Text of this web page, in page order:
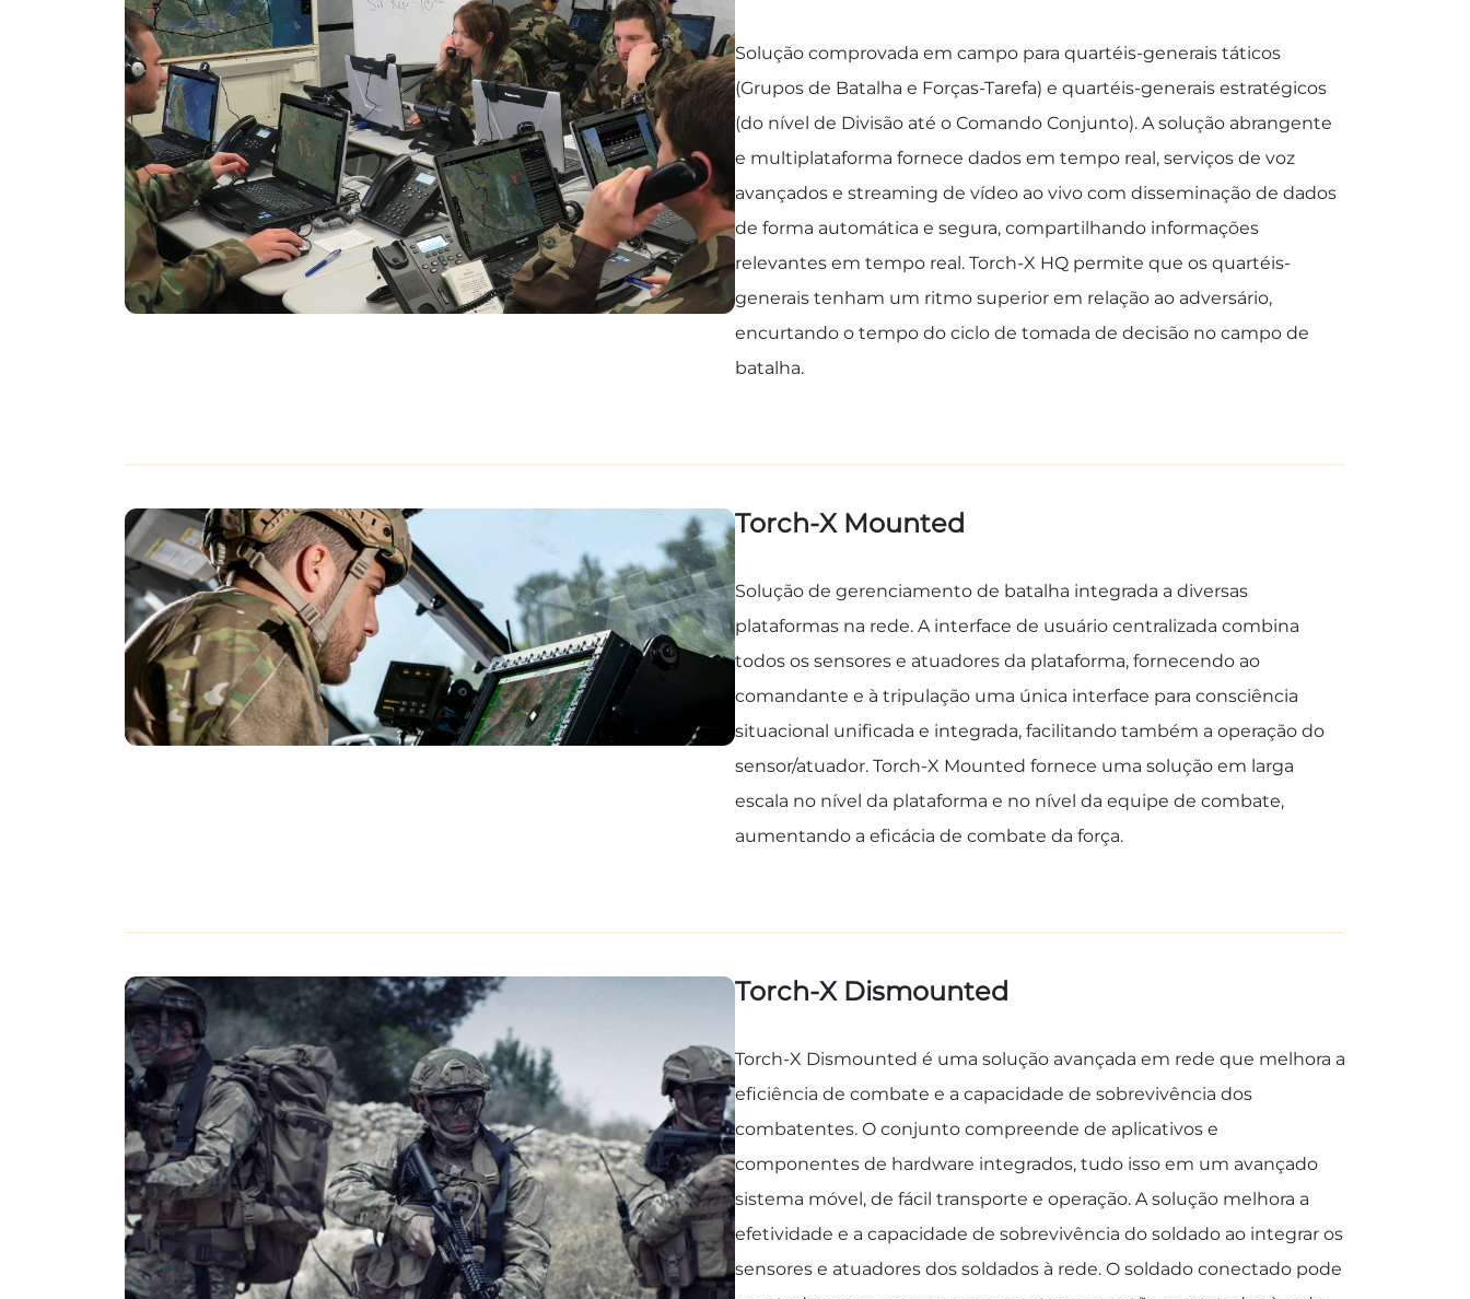
Solução comprovada em campo para quartéis-generais táticos
(Grupos de Batalha e Forças-Tarefa) e quartéis-generais estratégicos
(do nível de Divisão até o Comando Conjunto). A solução abrangente
e multiplataforma fornece dados em tempo real, serviços de voz
avançados e streaming de vídeo ao vivo com disseminação de dados
de forma automática e segura, compartilhando informações
relevantes em tempo real. Torch-X HQ permite que os quartéis-
generais tenham um ritmo superior em relação ao adversário,
encurtando o tempo do ciclo de tomada de decisão no campo de
batalha.
Torch-X Mounted
Solução de gerenciamento de batalha integrada a diversas
plataformas na rede. A interface de usuário centralizada combina
todos os sensores e atuadores da plataforma, fornecendo ao
comandante e à tripulação uma única interface para consciência
situacional unificada e integrada, facilitando também a operação do
sensor/atuador. Torch-X Mounted fornece uma solução em larga
escala no nível da plataforma e no nível da equipe de combate,
aumentando a eficácia de combate da força.
Torch-X Dismounted
Torch-X Dismounted é uma solução avançada em rede que melhora a
eficiência de combate e a capacidade de sobrevivência dos
combatentes. O conjunto compreende de aplicativos e
componentes de hardware integrados, tudo isso em um avançado
sistema móvel, de fácil transporte e operação. A solução melhora a
efetividade e a capacidade de sobrevivência do soldado ao integrar os
sensores e atuadores dos soldados à rede. O soldado conectado pode